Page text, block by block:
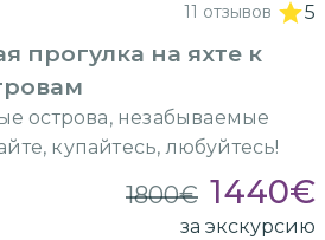
11 отзывов 5
прогулка на яхте к
острова, незабываемые
купайтесь, любуйтесь!
1800€ 1440€
за экскурсию